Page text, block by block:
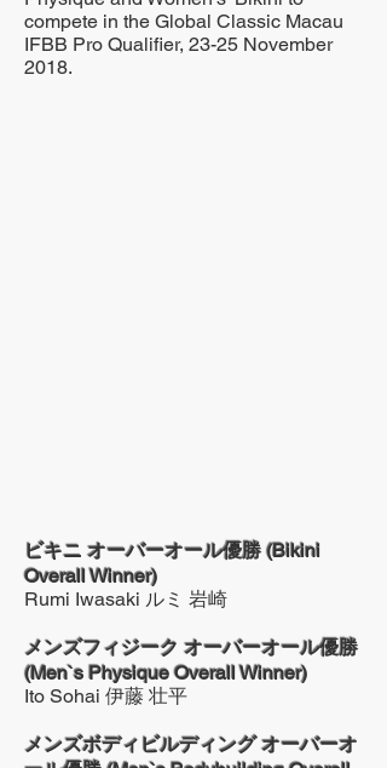
compete in the Global Classic Macau
IFBB Pro Qualifier, 23-25 November
2018.
ビキニ オーバーオール優勝 (Bikini
Overall Winner)
Rumi Iwasaki ルミ 岩崎
メンズフィジーク オーバーオール優勝
(Men`s Physique Overall Winner)
Ito Sohai 伊藤 壮平
メンズボディビルディング オーバーオ